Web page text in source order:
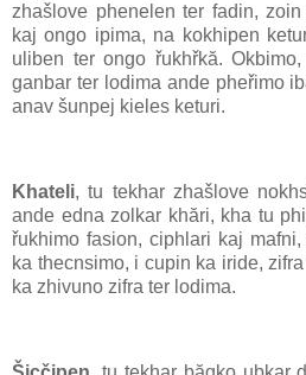
zhašlove phenelen ter fadin,
kaj ongo ipima, na kokhipen
uliben ter ongo řukhřkă.
ganbar ter lodima ande pheřimo
anav šunpej kieles keturi.
Khateli, tu tekhar zhašlove
ande edna zolkar khări, kha tu
řukhimo fasion, ciphlari kaj
ka thecnsimo, i cupin ka iride,
ka zhivuno zifra ter lodima.